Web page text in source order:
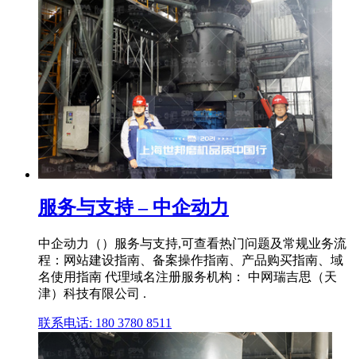
服务与支持 – 中企动力
中企动力（）服务与支持,可查看热门问题及常规业务流
程：网站建设指南、备案操作指南、产品购买指南、域
名使用指南 代理域名注册服务机构： 中网瑞吉思（天
津）科技有限公司 .
联系电话: 180 3780 8511